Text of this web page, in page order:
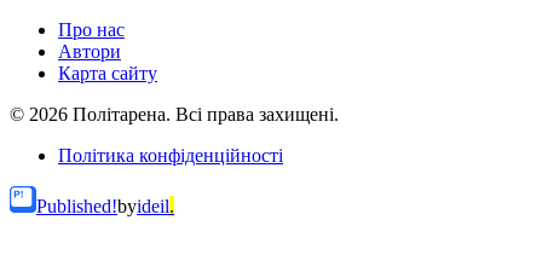
Про нас
Автори
Карта сайту
© 2026 Політарена. Всі права захищені.
Політика конфіденційності
Published!byideil.